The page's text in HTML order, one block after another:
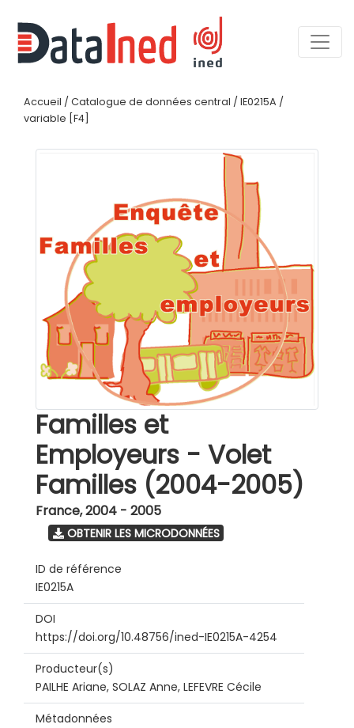
Accueil / Catalogue de données central / IE0215A /
variable [F4]
Familles et
Employeurs - Volet
Familles (2004-2005)
France,2004 - 2005
OBTENIR LES MICRODONNÉES
ID de référence
IE0215A
DOI
https://doi.org/10.48756/ined-IE0215A-4254
Producteur(s)
PAILHE Ariane, SOLAZ Anne, LEFEVRE Cécile
Métadonnées